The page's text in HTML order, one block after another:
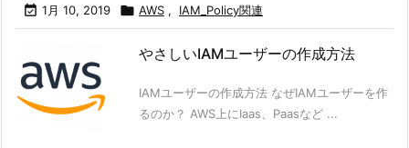
 1月 10, 2019  AWS , IAM_Policy関連
やさしいIAMユーザーの作成方法
IAMユーザーの作成方法 なぜIAMユーザーを作
るのか？ AWS上にIaas、Paasなど ...